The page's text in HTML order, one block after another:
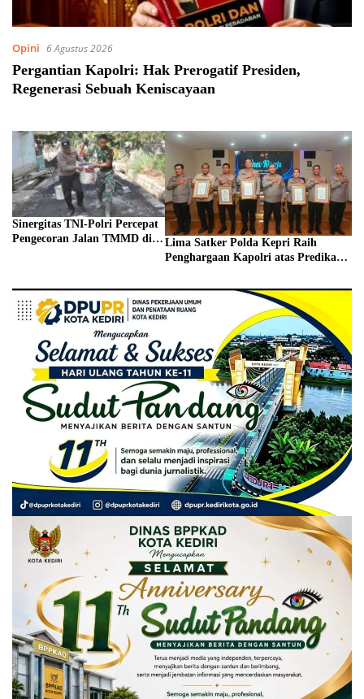
Opini 6 Agustus 2026
Pergantian Kapolri: Hak Prerogatif Presiden,
Regenerasi Sebuah Keniscayaan
Sinergitas TNI-Polri Percepat
Pengecoran Jalan TMMD di
Lima Satker Polda Kepri Raih
Penghargaan Kapolri atas Predikat